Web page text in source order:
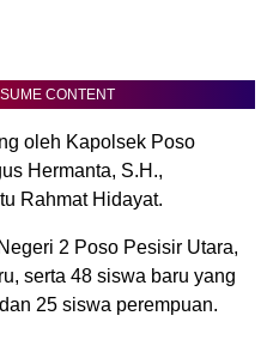
CONTENT
oleh Kapolsek Poso
Hermanta, S.H.,
Rahmat Hidayat.
2 Poso Pesisir Utara,
serta 48 siswa baru yang
25 siswa perempuan.